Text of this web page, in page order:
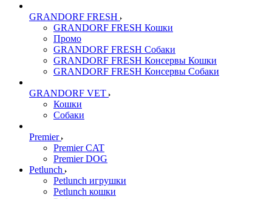
GRANDORF FRESH
GRANDORF FRESH Кошки
Промо
GRANDORF FRESH Собаки
GRANDORF FRESH Консервы Кошки
GRANDORF FRESH Консервы Собаки
GRANDORF VET
Кошки
Собаки
Premier
Premier CAT
Premier DOG
Petlunch
Petlunch игрушки
Petlunch кошки